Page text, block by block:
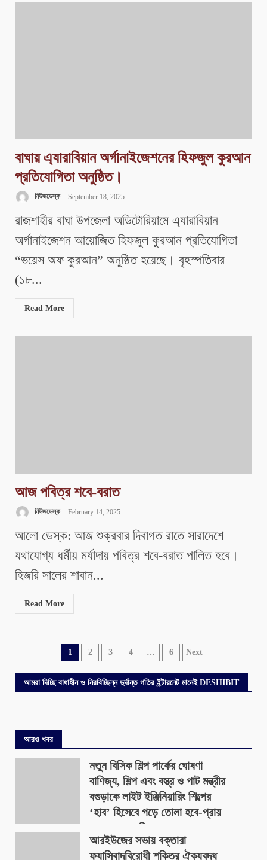
বাঘায় এ্যারাবিয়ান অর্গানাইজেশনের হিফজুল কুরআন
প্রতিযোগিতা অনুষ্ঠিত।
নিউজডেস্ক September 18, 2025
রাজশাহীর বাঘা উপজেলা অডিটোরিয়ামে এ্যারাবিয়ান
অর্গানাইজেশন আয়োজিত হিফজুল কুরআন প্রতিযোগিতা
“ভয়েস অফ কুরআন” অনুষ্ঠিত হয়েছে। বৃহস্পতিবার
(১৮...
Read More
আজ পবিত্র শবে-বরাত
নিউজডেস্ক February 14, 2025
আলো ডেস্ক: আজ শুক্রবার দিবাগত রাতে সারাদেশে
যথাযোগ্য ধর্মীয় মর্যাদায় পবিত্র শবে-বরাত পালিত হবে।
হিজরি সালের শাবান...
Read More
Posts
pagination
1 2 3 4 … 6 Next
আমরা দিচ্ছি বাধাহীন ও নিরবিচ্ছিন্ন দুর্দান্ত গতির ইন্টারনেট মানেই DESHIBIT
আরও খবর
নতুন বিসিক শিল্প পার্কের ঘোষণা
বাণিজ্য, শিল্প এবং বস্ত্র ও পাট মন্ত্রীর
বগুড়াকে লাইট ইঞ্জিনিয়ারিং শিল্পের
‘হাব’ হিসেবে গড়ে তোলা হবে-প্রায়
৪০০ একর জমিতে
August 9, 2026
আরইউজের সভায় বক্তারা
ফ্যাসিবাদবিরোধী শক্তির ঐক্যবদ্ধ